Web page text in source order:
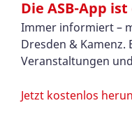
Die ASB-App ist
Immer informiert –
Dresden & Kamenz.
Veranstaltungen
Jetzt kostenlos